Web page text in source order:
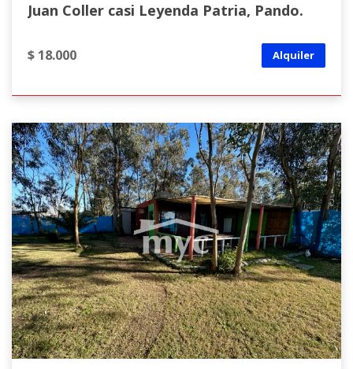
Juan Coller casi Leyenda Patria, Pando.
$ 18.000 Alquiler